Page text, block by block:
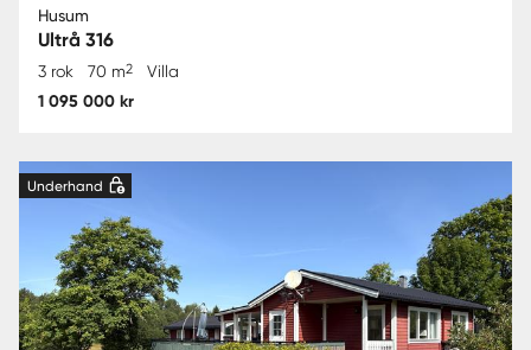
Husum
Ultrå 316
3 rok 70 m2 Villa
1 095 000 kr
Underhand